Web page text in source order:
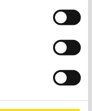
isolationsprovare och